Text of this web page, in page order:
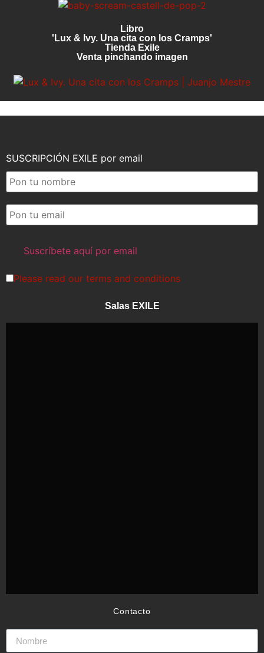
Libro
'Lux & Ivy. Una cita con los Cramps'
Tienda Exile
Venta pinchando imagen
SUSCRIPCIÓN EXILE por email
Please read our terms and conditions
Salas EXILE
Contacto